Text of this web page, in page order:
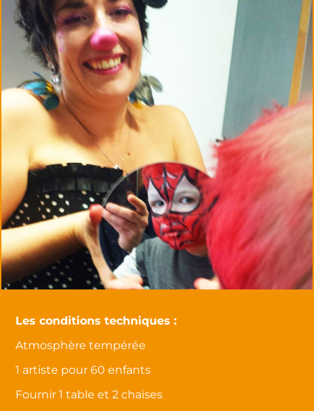
Les conditions techniques :
Atmosphère tempérée
1 artiste pour 60 enfants
Fournir 1 table et 2 chaises